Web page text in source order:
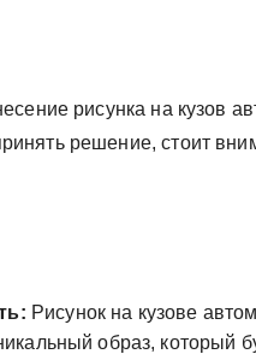
рисунка на кузов
решение, стоит
Рисунок на кузове
образ, который